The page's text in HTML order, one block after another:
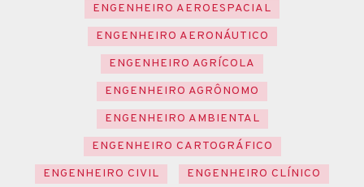
ENGENHEIRO AEROESPACIAL
ENGENHEIRO AERONÁUTICO
ENGENHEIRO AGRÍCOLA
ENGENHEIRO AGRÔNOMO
ENGENHEIRO AMBIENTAL
ENGENHEIRO CARTOGRÁFICO
ENGENHEIRO CIVIL
ENGENHEIRO CLÍNICO